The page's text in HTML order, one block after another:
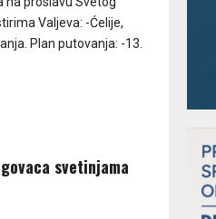
Valjeva: -Ćelije,
Plan putovanja: -13.
svetinjama